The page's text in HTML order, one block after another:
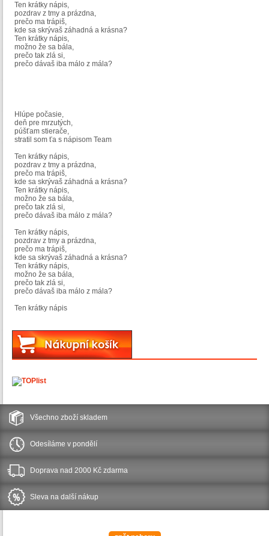
Ten krátky nápis,
pozdrav z tmy a prázdna,
prečo ma trápiš,
kde sa skrývaš záhadná a krásna?
Ten krátky nápis,
možno že sa bála,
prečo tak zlá si,
prečo dávaš iba málo z mála?
Hlúpe počasie,
deň pre mrzutých,
púšťam stierače,
stratil som ťa s nápisom Team
Ten krátky nápis,
pozdrav z tmy a prázdna,
prečo ma trápiš,
kde sa skrývaš záhadná a krásna?
Ten krátky nápis,
možno že sa bála,
prečo tak zlá si,
prečo dávaš iba málo z mála?
Ten krátky nápis,
pozdrav z tmy a prázdna,
prečo ma trápiš,
kde sa skrývaš záhadná a krásna?
Ten krátky nápis,
možno že sa bála,
prečo tak zlá si,
prečo dávaš iba málo z mála?
Ten krátky nápis
Všechno zboží skladem
Odesíláme v pondělí
Doprava nad 2000 Kč zdarma
Sleva na další nákup